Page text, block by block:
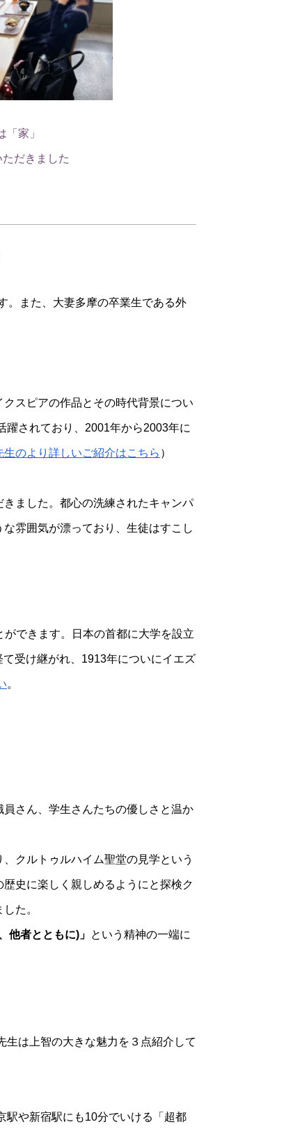
家」
だきました
。また、大妻多摩の卒業生である外
スピアの作品とその時代背景につい
躍されており、2001年から2003年に
生のより詳しいご紹介はこちら ）
ました。都心の洗練されたキャンパ
雰囲気が漂っており、生徒はすこし
できます。日本の首都に大学を設立
受け継がれ、1913年についにイエズ
。
さん、学生さんたちの優しさと温か
クルトゥルハイム聖堂の見学という
史に楽しく親しめるようにと探検ク
た。
他者とともに)」 という精神の一端に
は上智の大きな魅力を３点紹介して
駅や新宿駅にも10分でいける「超都